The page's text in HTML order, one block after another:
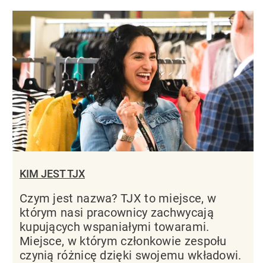
KIM JEST TJX
Czym jest nazwa? TJX to miejsce, w
którym nasi pracownicy zachwycają
kupujących wspaniałymi towarami.
Miejsce, w którym członkowie zespołu
czynią różnicę dzięki swojemu wkładowi.